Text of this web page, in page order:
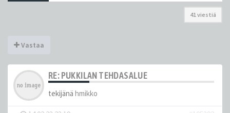
41 viestiä
Vastaa
RE: PUKKILAN TEHDASALUE
tekijänä hmikko